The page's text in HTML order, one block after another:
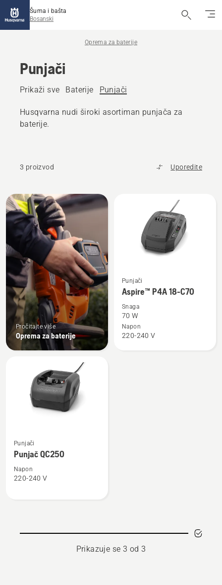
Šuma i bašta
Bosanski
Oprema za baterije
Punjači
Prikaži sve Baterije Punjači
Husqvarna nudi široki asortiman punjača za
baterije.
3 proizvod Uporedite
Učitajte
sve
proizvode
Pročitajte više
Oprema za baterije
Pogledajte
više
Aspire™
P4A
Punjači
Aspire™ P4A 18-C70
Snaga
70 W
Napon
220-240 V
više
detalja
Punjač
Punjači
Punjač QC250
Napon
220-240 V
Prikazuje se 3 od 3